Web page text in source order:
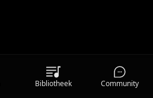
Bibliotheek Community